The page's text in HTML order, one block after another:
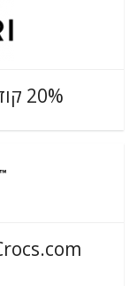
20% קוד פרומו של פורזיירי לכולם